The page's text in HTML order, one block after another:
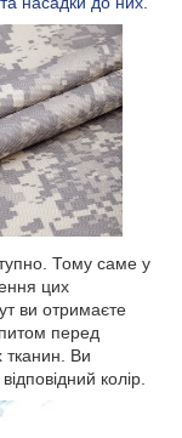
Тому саме у
цих
ви отримаєте
перед
тканин. Ви
колір.